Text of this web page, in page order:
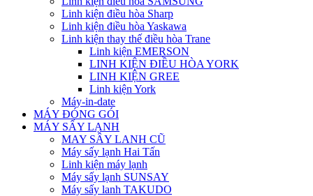
Linh kiện điều hòa Sharp
Linh kiện điều hòa Yaskawa
Linh kiện thay thế điều hòa Trane
Linh kiện EMERSON
LINH KIỆN ĐIỀU HÒA YORK
LINH KIỆN GREE
Linh kiện York
Máy-in-date
MÁY ĐÓNG GÓI
MÁY SẤY LẠNH
MAY SÂY LANH CŨ
Máy sấy lạnh Hai Tấn
Linh kiện máy lạnh
Máy sấy lạnh SUNSAY
Máy sấy lanh TAKUDO